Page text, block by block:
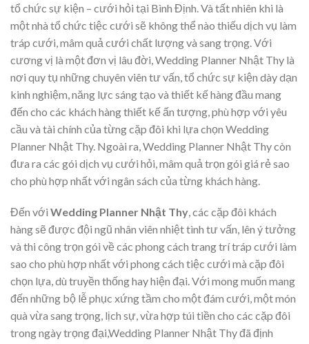
tổ chức sự kiện – cưới hỏi tại Bình Định. Và tất nhiên khi là
một nhà tổ chức tiệc cưới sẽ không thể nào thiếu dịch vụ làm
tráp cưới, mâm quả cưới chất lượng và sang trọng. Với
cương vị là một đơn vị lâu đời, Wedding Planner Nhật Thy là
nơi quy tụ những chuyên viên tư vấn, tổ chức sự kiện dày dạn
kinh nghiệm, năng lực sáng tạo và thiết kế hàng đầu mang
đến cho các khách hàng thiết kế ấn tượng, phù hợp với yêu
cầu và tài chính của từng cặp đôi khi lựa chọn Wedding
Planner Nhật Thy. Ngoài ra, Wedding Planner Nhật Thy còn
đưa ra các gói dịch vụ cưới hỏi, mâm quả trọn gói giá rẻ sao
cho phù hợp nhất với ngân sách của từng khách hàng.
Đến với Wedding Planner Nhật Thy, các cặp đôi khách
hàng sẽ được đội ngũ nhân viên nhiệt tình tư vấn, lên ý tưởng
và thi công trọn gói về các phong cách trang trí tráp cưới làm
sao cho phù hợp nhất với phong cách tiệc cưới mà cặp đôi
chọn lựa, dù truyền thống hay hiện đại. Với mong muốn mang
đến những bộ lễ phục xứng tầm cho một đám cưới, một món
quà vừa sang trọng, lịch sự, vừa hợp túi tiền cho các cặp đôi
trong ngày trọng đại,Wedding Planner Nhật Thy đã định